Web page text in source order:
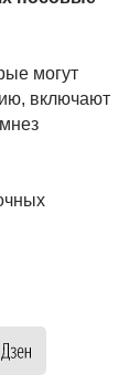
могут
включают